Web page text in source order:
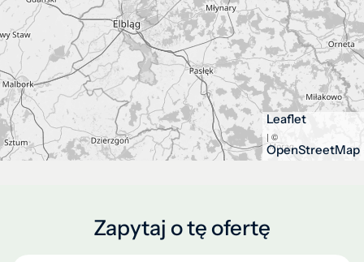
Leaflet
| ©
OpenStreetMap
Zapytaj o tę ofertę